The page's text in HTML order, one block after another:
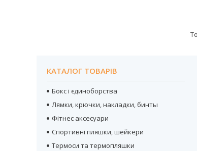
КАТАЛОГ ТОВАРІВ
Бокс і єдиноборства
Лямки, крючки, накладки, бинты
Фітнес аксесуари
Спортивні пляшки, шейкери
Термоси та термопляшки